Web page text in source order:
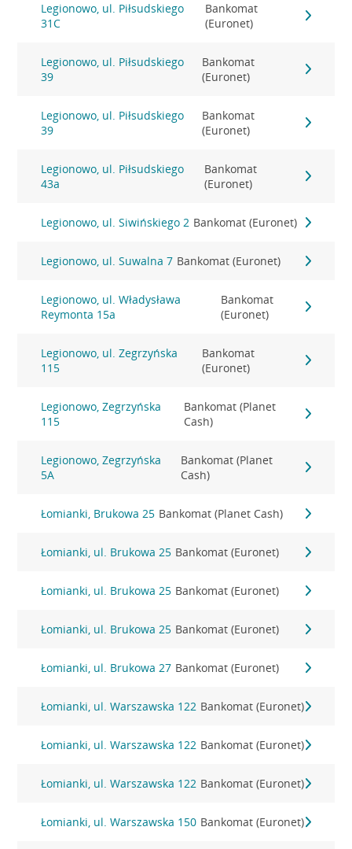
Legionowo, ul. Piłsudskiego
31C
Bankomat
(Euronet)
Legionowo, ul. Piłsudskiego
39
Bankomat
(Euronet)
Legionowo, ul. Piłsudskiego
39
Bankomat
(Euronet)
Legionowo, ul. Piłsudskiego
43a
Bankomat
(Euronet)
Legionowo, ul. Siwińskiego 2 Bankomat (Euronet)
Legionowo, ul. Suwalna 7 Bankomat (Euronet)
Legionowo, ul. Władysława
Reymonta 15a
Bankomat
(Euronet)
Legionowo, ul. Zegrzyńska
115
Bankomat
(Euronet)
Legionowo, Zegrzyńska
115
Bankomat (Planet
Cash)
Legionowo, Zegrzyńska
5A
Bankomat (Planet
Cash)
Łomianki, Brukowa 25 Bankomat (Planet Cash)
Łomianki, ul. Brukowa 25 Bankomat (Euronet)
Łomianki, ul. Brukowa 25 Bankomat (Euronet)
Łomianki, ul. Brukowa 25 Bankomat (Euronet)
Łomianki, ul. Brukowa 27 Bankomat (Euronet)
Łomianki, ul. Warszawska 122 Bankomat (Euronet)
Łomianki, ul. Warszawska 122 Bankomat (Euronet)
Łomianki, ul. Warszawska 122 Bankomat (Euronet)
Łomianki, ul. Warszawska 150 Bankomat (Euronet)